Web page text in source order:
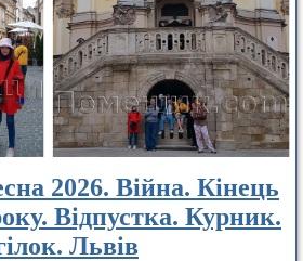
2026. Війна. Кінець
Відпустка. Курник.
Львів